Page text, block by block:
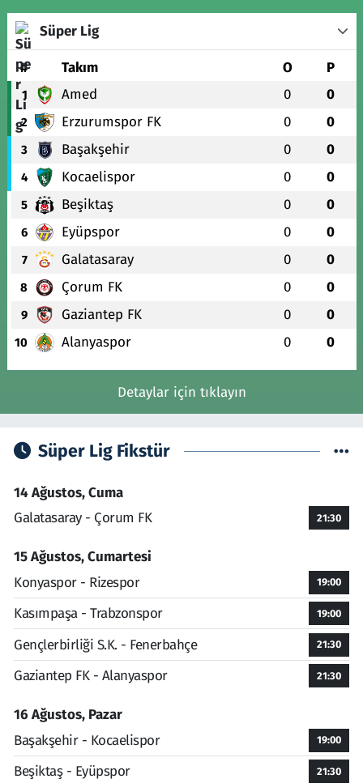
Süper Lig
# Takım O P
1 Amed 0 0
2 Erzurumspor FK 0 0
3 Başakşehir 0 0
4 Kocaelispor 0 0
5 Beşiktaş 0 0
6 Eyüpspor 0 0
7 Galatasaray 0 0
8 Çorum FK 0 0
9 Gaziantep FK 0 0
10 Alanyaspor 0 0
Detaylar için tıklayın
Süper Lig Fikstür
14 Ağustos, Cuma
Galatasaray - Çorum FK
21:30
15 Ağustos, Cumartesi
Konyaspor - Rizespor
19:00
Kasımpaşa - Trabzonspor 19:00
Gençlerbirliği S.K. - Fenerbahçe 21:30
Gaziantep FK - Alanyaspor 21:30
16 Ağustos, Pazar
Başakşehir - Kocaelispor
19:00
Beşiktaş - Eyüpspor 21:30